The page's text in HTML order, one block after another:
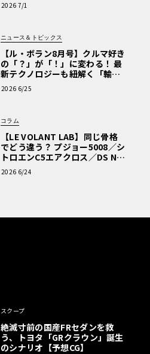
2026 7/1
ニュース＆トピックス
【ル・ボラン8月号】クルマ好き
の「？」が「！」に変わる！ 最
新テクノロジーも紐解く「輸入
車Q&A」
2026 6/25
コラム
【LE VOLANT LAB】同じ骨格
でどう違う？ プジョー5008／シ
トロエンC5エアクロス／DS Nº4
読者一気乗りレポート
2026 6/24
スクープ
絶滅寸前の国産FRセダンを救
う、トヨタ「GRクラウン」誕生
のシナリオ【予想CG】